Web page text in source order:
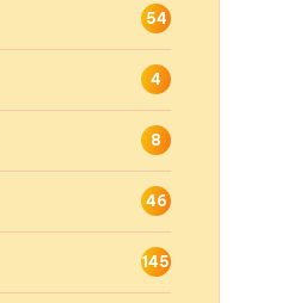
54
4
8
46
145